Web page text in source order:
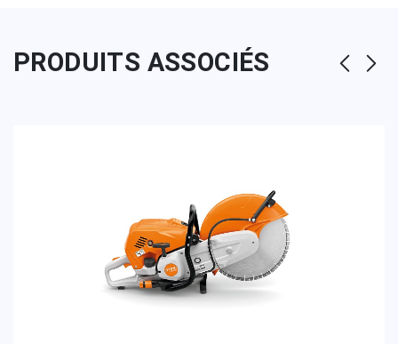
PRODUITS ASSOCIÉS